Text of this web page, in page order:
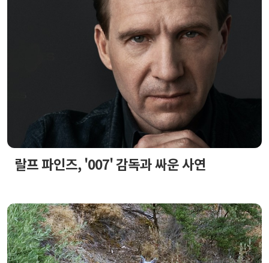
랄프 파인즈, '007' 감독과 싸운 사연